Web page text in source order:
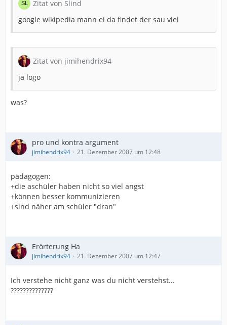
Zitat von Slind
google wikipedia mann ei da findet der sau viel
Zitat von jimihendrix94
ja logo
was?
pro und kontra argument
jimihendrix94 21. Dezember 2007 um 12:48
pädagogen:
+die aschüler haben nicht so viel angst
+können besser kommunizieren
+sind näher am schüler "dran"
Erörterung Ha
jimihendrix94 21. Dezember 2007 um 12:47
Ich verstehe nicht ganz was du nicht verstehst...
??????????????